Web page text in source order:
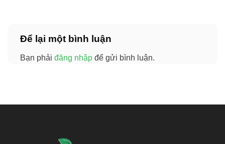
Để lại một bình luận
Bạn phải đăng nhập để gửi bình luận.